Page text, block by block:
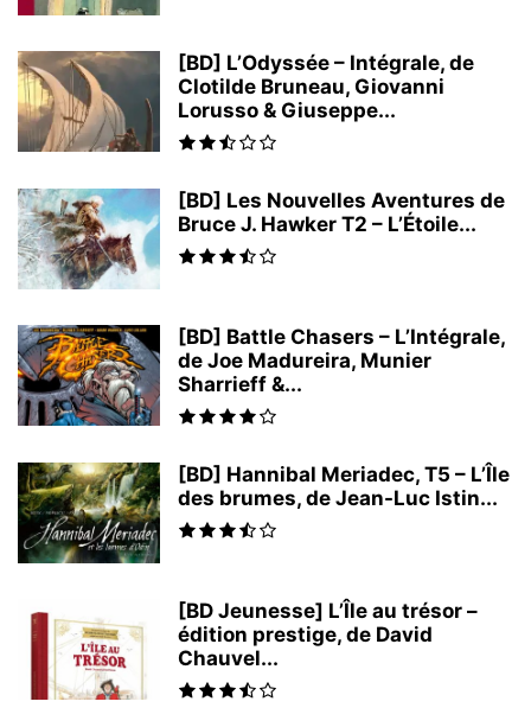
[BD] L’Odyssée – Intégrale, de
Clotilde Bruneau, Giovanni
Lorusso & Giuseppe...
[BD] Les Nouvelles Aventures de
Bruce J. Hawker T2 – L’Étoile...
[BD] Battle Chasers – L’Intégrale,
de Joe Madureira, Munier
Sharrieff &...
[BD] Hannibal Meriadec, T5 – L’Île
des brumes, de Jean-Luc Istin...
[BD Jeunesse] L’Île au trésor –
édition prestige, de David
Chauvel...